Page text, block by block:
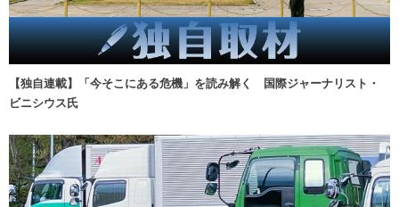
【独自連載】「今そこにある危機」を読み解く 国際ジャーナリスト・
ビニシウス氏